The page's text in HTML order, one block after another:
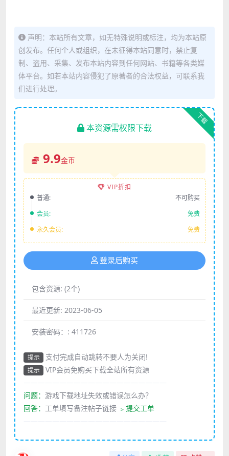
声明：本站所有文章，如无特殊说明或标注，均为本站原
创发布。任何个人或组织，在未征得本站同意时，禁止复
制、盗用、采集、发布本站内容到任何网站、书籍等各类媒
体平台。如若本站内容侵犯了原著者的合法权益，可联系我
们进行处理。
下载
本资源需权限下载
9.9金币
VIP折扣
普通:
不可购买
会员:
免费
永久会员:
免费
登录后购买
包含资源: (2个)
最近更新: 2023-06-05
安装密码：: 411726
提示 支付完成自动跳转不要人为关闭!
提示
VIP会员免购买下载全站所有资源
问题： 游戏下载地址失效或错误怎么办？
回答： 工单填写备注帖子链接 ﹥提交工单